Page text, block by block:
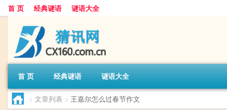
首 页 经典谜语 谜语大全
首 页 经典谜语 谜语大全
> 文章列表 > 王嘉尔怎么过春节作文